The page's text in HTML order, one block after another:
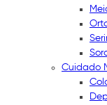
Cuidado